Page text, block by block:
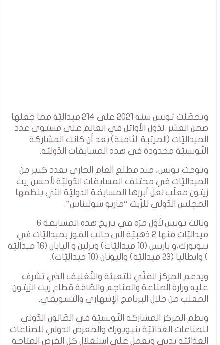
وتحصّلت تونس سنة 2021 على 214 ميداليّة مما جعلها
ضمن العشر الدّول الأوائل في العالم على مستوى عدد
الميداليّات (المرتبة الثامنة) بعد أن كانت المشاركة
التّونسيّة محدودة في هذه المسابقات الدّوليّة.
وتوجت تونس، منذ مطلع العام الجاري بعدد كبير من
الميداليّات في مختلف المسابقات الدّوليّة لأحسن زيت
زيتون معلّب لعلّ أبرزها المسابقة الدوليّة التي ينظمها
المجلس الدّولي للزّيت “ماريو سوليناس”.
ونالت تونس لأوّل مرّة في تاريخ هذه المسابقة 6
ميداليّات منها 2 ذهبيّة الى جانب الفوز بميداليّات في
نيويورك،و باريس (10 ميداليّات) وبرلين و اليابان (16 ميداليّة
) وايطاليا (23 ميداليّة) واليونان (10 ميداليّات).
ويدعم المركز الفنّي للتعبئة والتّغليف الذي تشرف
عليه وزارة الصناعة والمناجم والطّاقة قطاع زيت الزيتون
المعلب من خلال البرنامج الإشهاري والتسويقي.
ونظم المركز المشاركة التّونسيّة في الصّالون الدّولي
للصناعات الغذائيّة بنيويورك والمعرض الدولي للصناعات
الغذائيّة بدبي ويعمل على استغلال كل الفرص المتاحة